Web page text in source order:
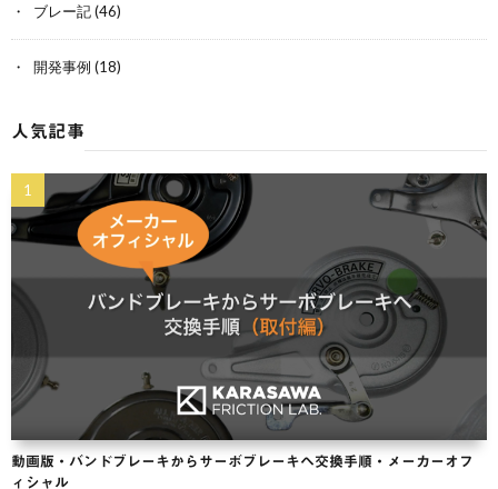
ブレー記(46)
開発事例 (18)
人気記事
動画版・バンドブレーキからサーボブレーキヘ交換手順・メーカーオフ
ィシャル